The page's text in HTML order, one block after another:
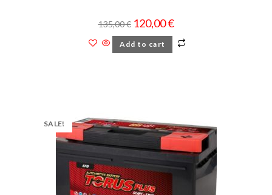
135,00€ 120,00€
Add to cart
SALE!